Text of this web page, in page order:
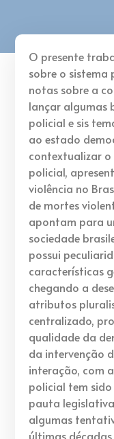
O presente
sobre o
notas sobre a
lançar algumas
policial e sis
ao estado
contextualizar
policial,
violência no
de mortes
apontam para
sociedade
possui
características
chegando a
atributos
centralizado,
qualidade da
da intervenção
interação, com
policial tem
pauta
algumas
últimas